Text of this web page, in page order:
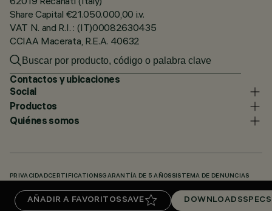
AÑADIR A FAVORITOS SAVE DOWNLOADSSPECS
Share Capital €21.050.000,00 i.v.
VAT N. and R.I. : (IT)00082630435
CCIAA Macerata, R.E.A. 40632
Contactos y ubicaciones
Social
Productos
Quiénes somos
PRIVACIDADCERTIFICATIONSGARANTÍA DE 5 AÑOS SISTEMA DE DENUNCIAS
KNOWLEDGE BASE (LOGIN REQUIRED)DOWNLOADS